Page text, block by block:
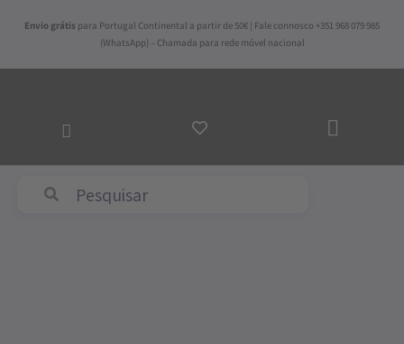
Envio grátis para Portugal Continental a partir de 50€ | Fale connosco +351 968 079 985
(WhatsApp) – Chamada para rede móvel nacional
AO